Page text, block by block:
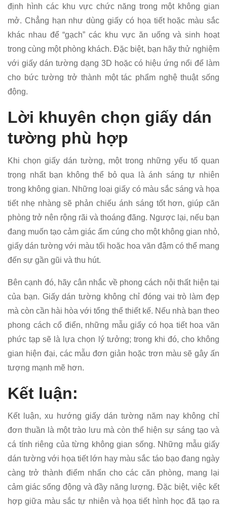
định hình các khu vực chức năng trong một không gian
mở. Chẳng hạn như dùng giấy có họa tiết hoặc màu sắc
khác nhau để “gạch” các khu vực ăn uống và sinh hoạt
trong cùng một phòng khách. Đặc biệt, bạn hãy thử nghiệm
với giấy dán tường dạng 3D hoặc có hiệu ứng nổi để làm
cho bức tường trở thành một tác phẩm nghệ thuật sống
động.
Lời khuyên chọn giấy dán
tường phù hợp
Khi chọn giấy dán tường, một trong những yếu tố quan
trọng nhất bạn không thể bỏ qua là ánh sáng tự nhiên
trong không gian. Những loại giấy có màu sắc sáng và họa
tiết nhẹ nhàng sẽ phản chiếu ánh sáng tốt hơn, giúp căn
phòng trở nên rộng rãi và thoáng đãng. Ngược lại, nếu bạn
đang muốn tạo cảm giác ấm cúng cho một không gian nhỏ,
giấy dán tường với màu tối hoặc hoa văn đậm có thể mang
đến sự gần gũi và thu hút.
Bên cạnh đó, hãy cân nhắc về phong cách nội thất hiện tại
của bạn. Giấy dán tường không chỉ đóng vai trò làm đẹp
mà còn cần hài hòa với tổng thể thiết kế. Nếu nhà bạn theo
phong cách cổ điển, những mẫu giấy có họa tiết hoa văn
phức tạp sẽ là lựa chọn lý tưởng; trong khi đó, cho không
gian hiện đại, các mẫu đơn giản hoặc trơn màu sẽ gây ấn
tượng mạnh mẽ hơn.
Kết luận:
Kết luận, xu hướng giấy dán tường năm nay không chỉ
đơn thuần là một trào lưu mà còn thể hiện sự sáng tạo và
cá tính riêng của từng không gian sống. Những mẫu giấy
dán tường với họa tiết lớn hay màu sắc táo bạo đang ngày
càng trở thành điểm nhấn cho các căn phòng, mang lại
cảm giác sống động và đầy năng lượng. Đặc biệt, việc kết
hợp giữa màu sắc tự nhiên và họa tiết hình học đã tạo ra